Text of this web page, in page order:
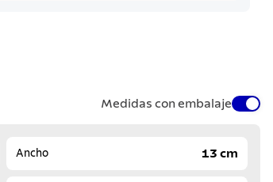
Medidas con embalaje
Ancho 13 cm